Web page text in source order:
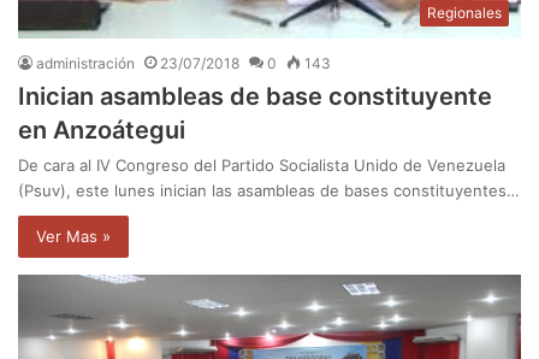
Regionales
administración 23/07/2018 0 143
Inician asambleas de base constituyente
en Anzoátegui
De cara al IV Congreso del Partido Socialista Unido de Venezuela
(Psuv), este lunes inician las asambleas de bases constituyentes…
Ver Mas »